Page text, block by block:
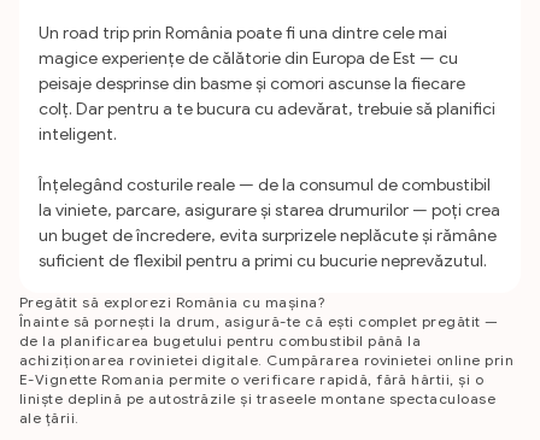
Un road trip prin România poate fi una dintre cele mai
magice experiențe de călătorie din Europa de Est — cu
peisaje desprinse din basme și comori ascunse la fiecare
colț. Dar pentru a te bucura cu adevărat, trebuie să planifici
inteligent.
Înțelegând costurile reale — de la consumul de combustibil
la viniete, parcare, asigurare și starea drumurilor — poți crea
un buget de încredere, evita surprizele neplăcute și rămâne
suficient de flexibil pentru a primi cu bucurie neprevăzutul.
Pregătit să explorezi România cu mașina?
Înainte să pornești la drum, asigură-te că ești complet pregătit —
de la planificarea bugetului pentru combustibil până la
achiziționarea rovinietei digitale. Cumpărarea rovinietei online prin
E-Vignette Romania permite o verificare rapidă, fără hârtii, și o
liniște deplină pe autostrăzile și traseele montane spectaculoase
ale țării.